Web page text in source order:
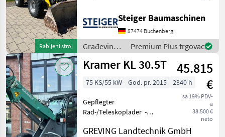
Rabljeni stroj
Hydraulischer
Schnellwechsler Schaufel
überzeugt durch den
dynamische
Steiger Baumaschinen
87474 Buchenberg
Građevinski
strojevi /
Kramer
Premium Plus trgovac
Kramer KL 30.5T
45.815
€
sa 19% PDV-
a
38.500 €
neto
75 KS/55 kW God. pr. 2015 2340 h
Gepflegter
Rad-/Teleskoplader -
MAS289640 Preis gilt für
GREVING Landtechnik GmbH